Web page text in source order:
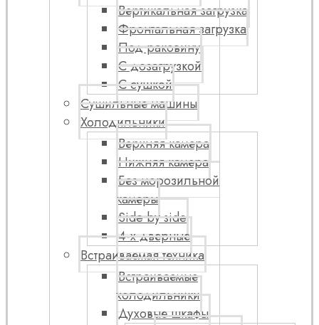
Вертикальная загрузка
Фронтальная загрузка
Под раковину
С дозагрузкой
С сушкой
Сушильные машины
Холодильники
Верхняя камера
Нижняя камера
Без морозильной
камеры
Side by side
4-х дверные
Встраиваемая техника
Встраиваемые
холодильники
Духовые шкафы